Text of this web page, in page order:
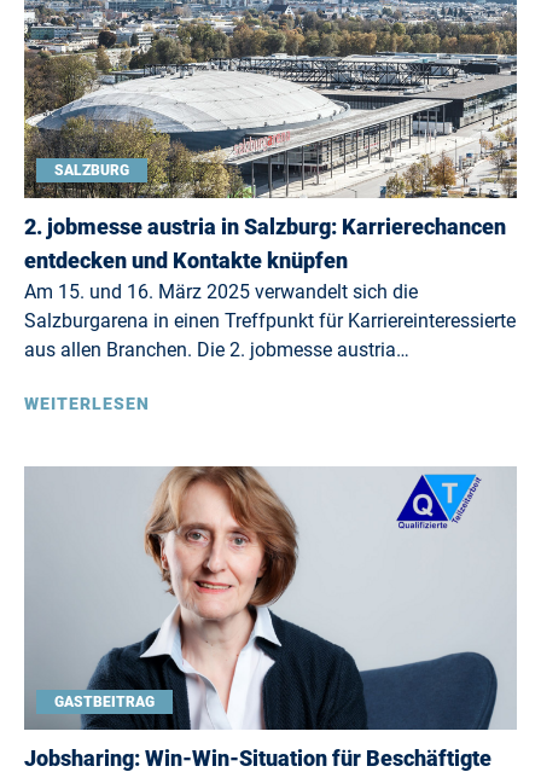
SALZBURG
2. jobmesse austria in Salzburg: Karrierechancen
entdecken und Kontakte knüpfen
Am 15. und 16. März 2025 verwandelt sich die
Salzburgarena in einen Treffpunkt für Karriereinteressierte
aus allen Branchen. Die 2. jobmesse austria…
WEITERLESEN
GASTBEITRAG
Jobsharing: Win-Win-Situation für Beschäftigte